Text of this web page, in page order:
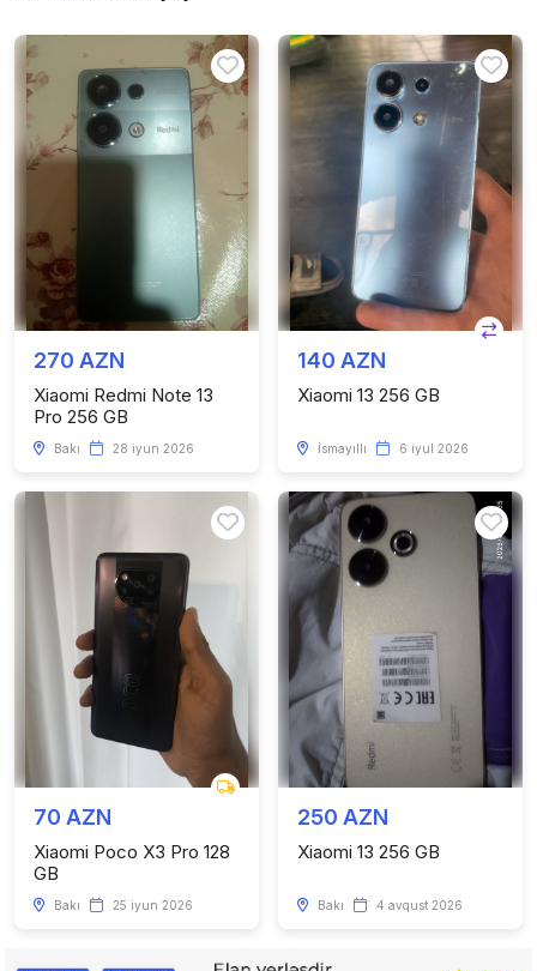
270 AZN
Xiaomi Redmi Note 13
Pro 256 GB
Bakı 28 iyun 2026
140 AZN
Xiaomi 13 256 GB
İsmayıllı 6 iyul 2026
70 AZN
Xiaomi Poco X3 Pro 128
GB
Bakı 25 iyun 2026
250 AZN
Xiaomi 13 256 GB
Bakı 4 avqust 2026